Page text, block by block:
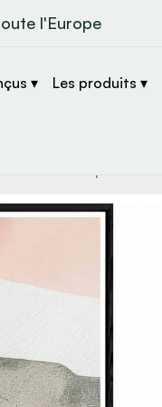
l'Europe
▾ Les produits ▾